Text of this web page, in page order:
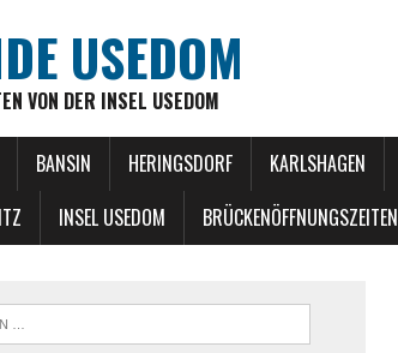
USEDOM
VON DER INSEL USEDOM
BANSIN HERINGSDORF KARLSHAGEN
INSEL USEDOM BRÜCKENÖFFNUNGSZEITEN